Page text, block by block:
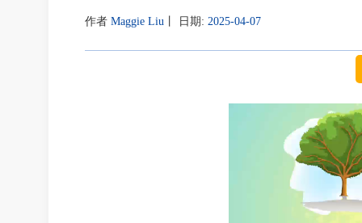
作者 Maggie Liu 日期: 2025-04-07